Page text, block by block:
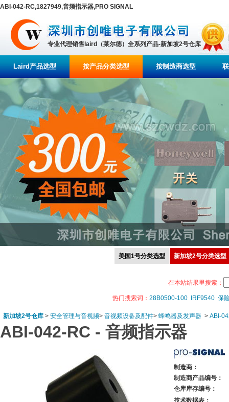
ABI-042-RC,1827949,音频指示器,PRO SIGNAL
专业代理销售laird（莱尔德）全系列产品-新加坡2号仓库
Laird产品选型 按产品分类选型 按制造商选型
美国1号分类选型 新加坡2号分类选型
在本站结果里搜索：
热门搜索词： 28B0500-100 IRF9540 保
新加坡2号仓库 > 安全管理与音视频> 音视频设备及配件> 蜂鸣器及发声器 > ABI-
ABI-042-RC - 音频指示器
制造商：
制造商产品编号：
仓库库存编号：
技术数据表：